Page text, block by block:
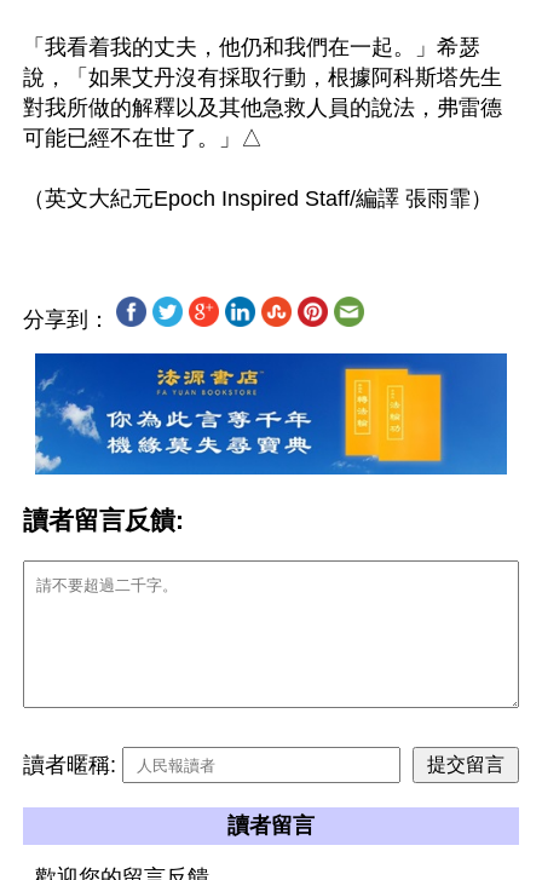
「我看着我的丈夫，他仍和我們在一起。」希瑟
說，「如果艾丹沒有採取行動，根據阿科斯塔先生
對我所做的解釋以及其他急救人員的說法，弗雷德
可能已經不在世了。」△
分享到：
讀者留言反饋:
讀者暱稱:
讀者留言